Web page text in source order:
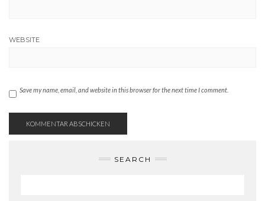
WEBSITE
Save my name, email, and website in this browser for the next time I comment.
SEARCH